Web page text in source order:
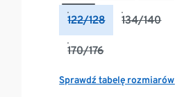
122/128 134/140
170/176
Sprawdź tabelę rozmiarów